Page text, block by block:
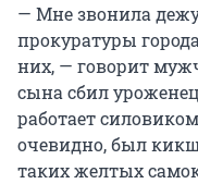
— Мне звонила
прокуратуры
них, — говорит
сына сбил
работает
очевидно, был
таких желтых